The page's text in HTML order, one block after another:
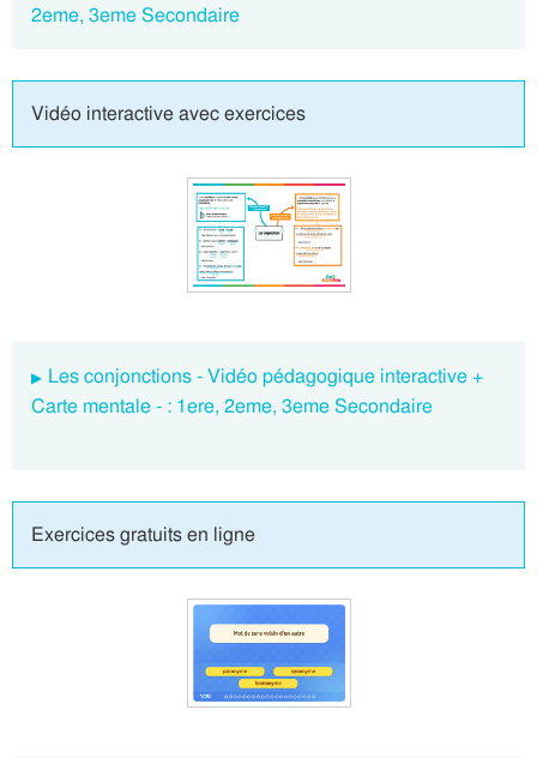
2eme, 3eme Secondaire
Vidéo interactive avec exercices
Les conjonctions - Vidéo pédagogique interactive +
Carte mentale - : 1ere, 2eme, 3eme Secondaire
Exercices gratuits en ligne